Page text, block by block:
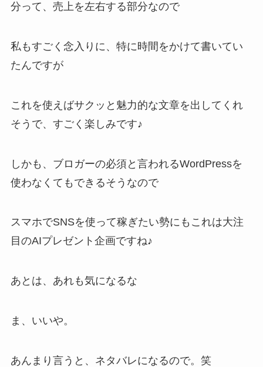
分って、売上を左右する部分なので
私もすごく念入りに、特に時間をかけて書いてい
たんですが
これを使えばサクッと魅力的な文章を出してくれ
そうで、すごく楽しみです♪
しかも、ブロガーの必須と言われるWordPressを
使わなくてもできるそうなので
スマホでSNSを使って稼ぎたい勢にもこれは大注
目のAIプレゼント企画ですね♪
あとは、あれも気になるな
ま、いいや。
あんまり言うと、ネタバレになるので。笑